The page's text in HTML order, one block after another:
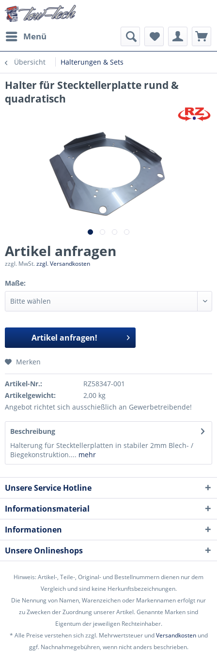
Menü
Übersicht Halterungen & Sets
Halter für Stecktellerplatte rund &
quadratisch
Artikel anfragen
zzgl. MwSt.zzgl. Versandkosten
Maße:
Artikel anfragen!
Merken
Artikel-Nr.:
RZ58347-001
Artikelgewicht:
2,00 kg
Angebot richtet sich ausschießlich an Gewerbetreibende!
Beschreibung
Halterung für Stecktellerplatten in stabiler 2mm Blech- /
Biegekonstruktion.... mehr
Unsere Service Hotline
Informationsmaterial
Informationen
Unsere Onlineshops
Hinweis: Artikel-, Teile-, Original- und Bestellnummern dienen nur dem
Vergleich und sind keine Herkunftsbezeichnungen.
Die Nennung von Namen, Warenzeichen oder Markennamen erfolgt nur
zu Zwecken der Zuordnung unserer Artikel. Genannte Marken sind
Eigentum der jeweiligen Rechteinhaber.
* Alle Preise verstehen sich zzgl. Mehrwertsteuer undVersandkostenund
ggf. Nachnahmegebühren, wenn nicht anders beschrieben.